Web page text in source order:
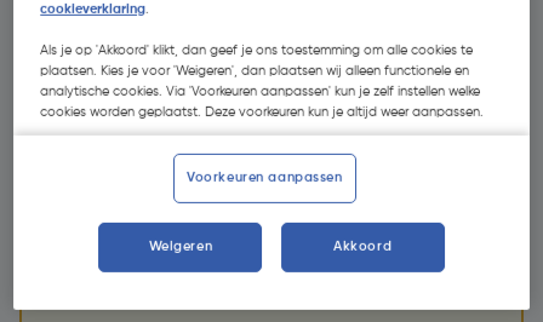
€ 6,59| Excl. btw € 5,45
cookieverklaring.
Als je op 'Akkoord' klikt, dan geef je ons toestemming om alle cookies te
plaatsen. Kies je voor 'Weigeren', dan plaatsen wij alleen functionele en
analytische cookies. Via 'Voorkeuren aanpassen' kun je zelf instellen welke
cookies worden geplaatst. Deze voorkeuren kun je altijd weer aanpassen.
Voorkeuren aanpassen
Weigeren Akkoord